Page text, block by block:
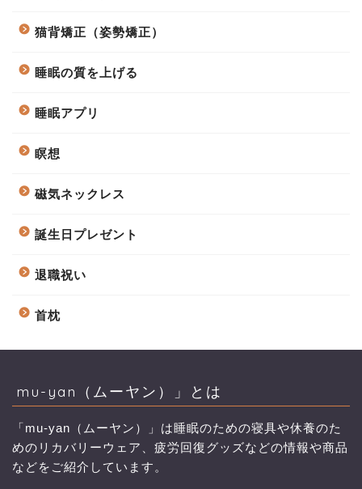
猫背矯正（姿勢矯正）
睡眠の質を上げる
睡眠アプリ
瞑想
磁気ネックレス
誕生日プレゼント
退職祝い
首枕
mu-yan（ムーヤン）」とは
「mu-yan（ムーヤン）」は睡眠のための寝具や休養のた
めのリカバリーウェア、疲労回復グッズなどの情報や商品
などをご紹介しています。